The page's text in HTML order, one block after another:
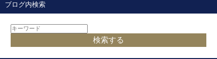
ブログ内検索